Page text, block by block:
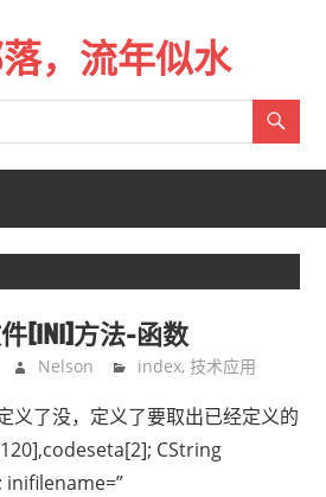
，流年似水
[INI]方法-函数
Nelson index,技术应用
义了没，定义了要取出已经定义的
CString